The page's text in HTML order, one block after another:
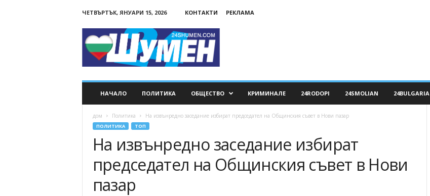
ЧЕТВЪРТЪК, ЯНУАРИ 15, 2026 КОНТАКТИ РЕКЛАМА
НАЧАЛО ПОЛИТИКА ОБЩЕСТВО КРИМИНАЛЕ 24RODOPI 24SMOLIAN 24BULGARIA
дом Политика На извънредно заседание избират председател на Общинския съвет в Нови пазар
ПОЛИТИКА ТОП
На извънредно заседание избират
председател на Общинския съвет в Нови
пазар